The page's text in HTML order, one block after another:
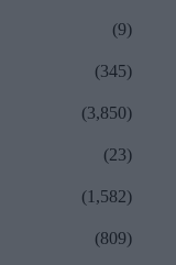
(9)
(345)
(3,850)
(23)
(1,582)
(809)